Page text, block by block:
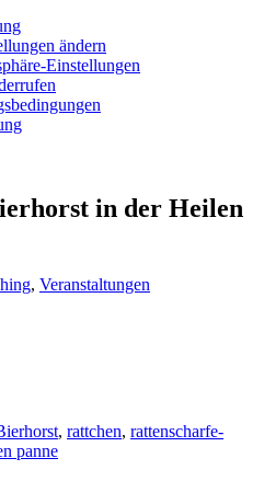
ändern
Einstellungen
in der Heilen
, Veranstaltungen
, rattchen, rattenscharfe-
panne